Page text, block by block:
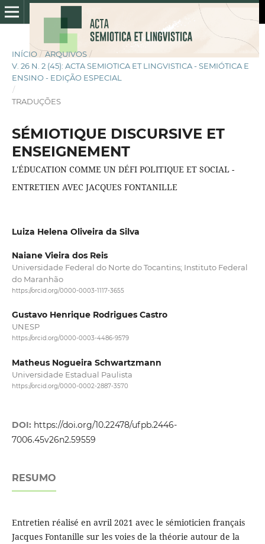
INÍCIO / ARQUIVOS /
V. 26 N. 2 (45): ACTA SEMIOTICA ET LINGVISTICA - SEMIÓTICA E
ENSINO - EDIÇÃO ESPECIAL
/
TRADUÇÕES
SÉMIOTIQUE DISCURSIVE ET
ENSEIGNEMENT
L'ÉDUCATION COMME UN DÉFI POLITIQUE ET SOCIAL -
ENTRETIEN AVEC JACQUES FONTANILLE
Luiza Helena Oliveira da Silva
Naiane Vieira dos Reis
Universidade Federal do Norte do Tocantins; Instituto Federal
do Maranhão
https://orcid.org/0000-0003-1117-3655
Gustavo Henrique Rodrigues Castro
UNESP
https://orcid.org/0000-0003-4486-9579
Matheus Nogueira Schwartzmann
Universidade Estadual Paulista
https://orcid.org/0000-0002-2887-3570
DOI: https://doi.org/10.22478/ufpb.2446-
7006.45v26n2.59559
RESUMO
Entretien réalisé en avril 2021 avec le sémioticien français
Jacques Fontanille sur les voies de la théorie autour de la